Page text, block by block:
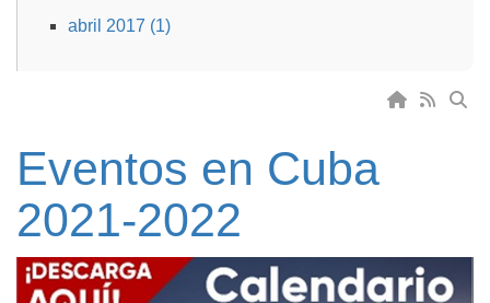
abril 2017 (1)
Eventos en Cuba
2021-2022